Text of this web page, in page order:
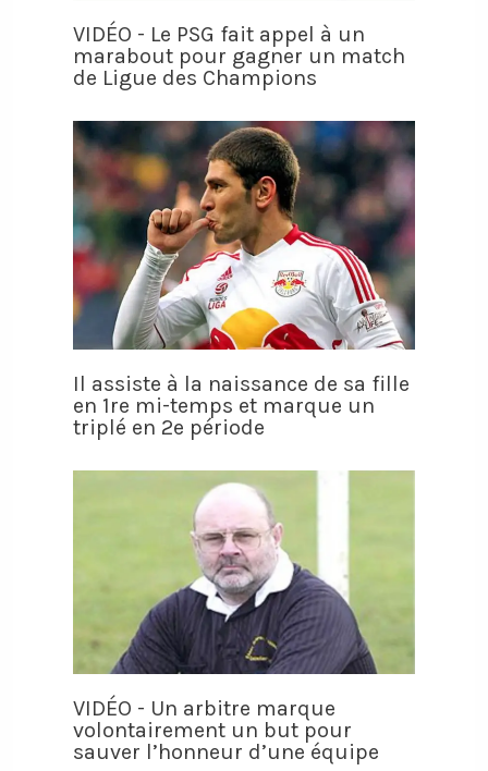
VIDÉO - Le PSG fait appel à un
marabout pour gagner un match
de Ligue des Champions
Il assiste à la naissance de sa fille
en 1re mi-temps et marque un
triplé en 2e période
VIDÉO - Un arbitre marque
volontairement un but pour
sauver l’honneur d’une équipe